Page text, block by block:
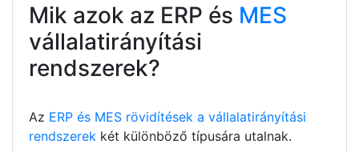
Mik azok az ERP és MES
vállalatirányítási
rendszerek?
Az ERP és MES rövidítések a vállalatirányítási
rendszerek két különböző típusára utalnak.